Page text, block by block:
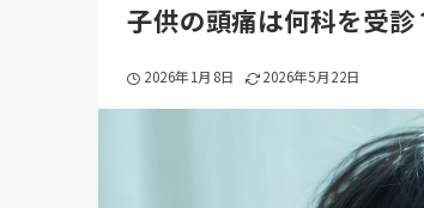
子供の頭痛は何科を受
2026年1月8日 2026年5月22日